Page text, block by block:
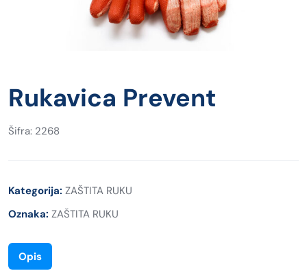
Rukavica Prevent
Šifra: 2268
Kategorija: ZAŠTITA RUKU
Oznaka: ZAŠTITA RUKU
Opis